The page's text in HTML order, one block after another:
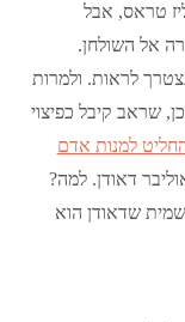
טראס, אבל
אל השולחן.
לראות. ולמרות
שראב קיבל כפיצוי
למנות אדם
דאודן. למה?
שדאודן הוא